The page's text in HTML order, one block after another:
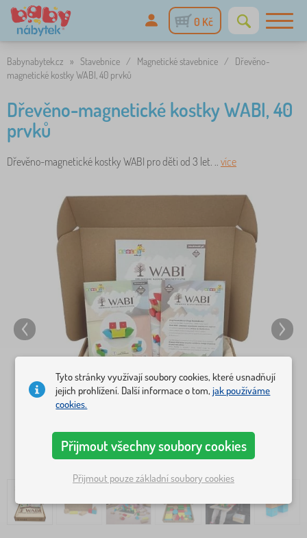
0 Kč
Babynabytek.cz » Stavebnice / Magnetické stavebnice /
Dřevěno-
magnetické kostky WABI, 40 prvků
Dřevěno-magnetické kostky WABI, 40
prvků
Dřevěno-magnetické kostky WABI pro děti od 3 let. .. více
Tyto stránky využívají soubory cookies, které usnadňují
jejich prohlížení. Další informace o tom,jak používáme
cookies.
Přijmout všechny soubory cookies
Přijmout pouze základní soubory cookies